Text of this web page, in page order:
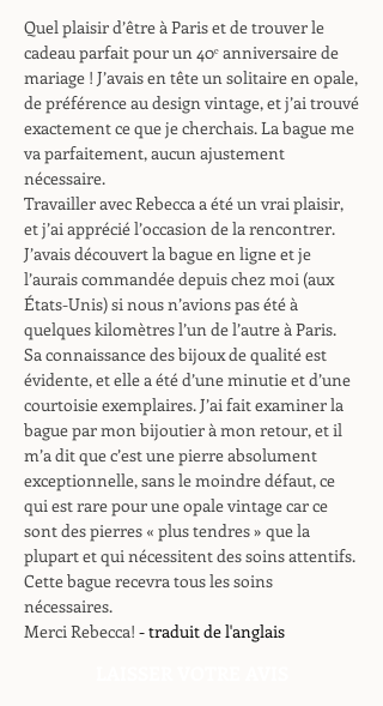
Quel plaisir d’être à Paris et de trouver le
cadeau parfait pour un 40ᵉ anniversaire de
mariage ! J’avais en tête un solitaire en opale,
de préférence au design vintage, et j’ai trouvé
exactement ce que je cherchais. La bague me
va parfaitement, aucun ajustement
nécessaire.
Travailler avec Rebecca a été un vrai plaisir,
et j’ai apprécié l’occasion de la rencontrer.
J’avais découvert la bague en ligne et je
l’aurais commandée depuis chez moi (aux
États-Unis) si nous n’avions pas été à
quelques kilomètres l’un de l’autre à Paris.
Sa connaissance des bijoux de qualité est
évidente, et elle a été d’une minutie et d’une
courtoisie exemplaires. J’ai fait examiner la
bague par mon bijoutier à mon retour, et il
m’a dit que c’est une pierre absolument
exceptionnelle, sans le moindre défaut, ce
qui est rare pour une opale vintage car ce
sont des pierres « plus tendres » que la
plupart et qui nécessitent des soins attentifs.
Cette bague recevra tous les soins
nécessaires.
Merci Rebecca! - traduit de l'anglais